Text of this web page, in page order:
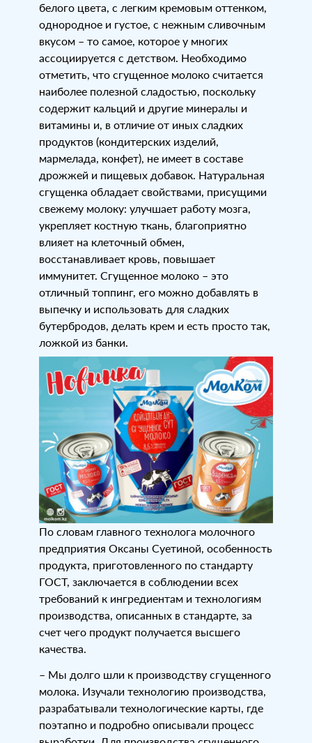
белого цвета, с легким кремовым оттенком,
однородное и густое, с нежным сливочным
вкусом – то самое, которое у многих
ассоциируется с детством. Необходимо
отметить, что сгущенное молоко считается
наиболее полезной сладостью, поскольку
содержит кальций и другие минералы и
витамины и, в отличие от иных сладких
продуктов (кондитерских изделий,
мармелада, конфет), не имеет в составе
дрожжей и пищевых добавок. Натуральная
сгущенка обладает свойствами, присущими
свежему молоку: улучшает работу мозга,
укрепляет костную ткань, благоприятно
влияет на клеточный обмен,
восстанавливает кровь, повышает
иммунитет. Сгущенное молоко – это
отличный топпинг, его можно добавлять в
выпечку и использовать для сладких
бутербродов, делать крем и есть просто так,
ложкой из банки.
По словам главного технолога молочного
предприятия Оксаны Суетиной, особенность
продукта, приготовленного по стандарту
ГОСТ, заключается в соблюдении всех
требований к ингредиентам и технологиям
производства, описанных в стандарте, за
счет чего продукт получается высшего
качества.
– Мы долго шли к производству сгущенного
молока. Изучали технологию производства,
разрабатывали технологические карты, где
поэтапно и подробно описывали процесс